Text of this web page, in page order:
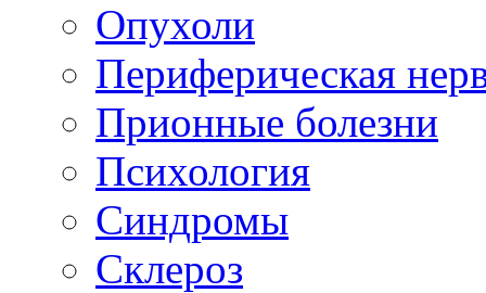
Опухоли
Периферическая
Прионные болезни
Психология
Синдромы
Склероз